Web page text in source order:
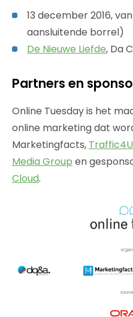
13 december 2016, van
aansluitende borrel)
De Nieuwe Liefde, Da
Partners en
Online Tuesday is het
online marketing dat
Marketingfacts, Traffic4U
Media Group en
Cloud.